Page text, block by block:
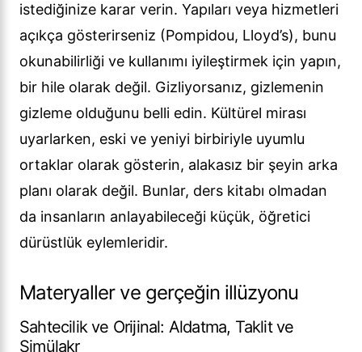
istediğinize karar verin. Yapıları veya hizmetleri
açıkça gösterirseniz (Pompidou, Lloyd’s), bunu
okunabilirliği ve kullanımı iyileştirmek için yapın,
bir hile olarak değil. Gizliyorsanız, gizlemenin
gizleme olduğunu belli edin. Kültürel mirası
uyarlarken, eski ve yeniyi birbiriyle uyumlu
ortaklar olarak gösterin, alakasız bir şeyin arka
planı olarak değil. Bunlar, ders kitabı olmadan
da insanların anlayabileceği küçük, öğretici
dürüstlük eylemleridir.
Materyaller ve gerçeğin illüzyonu
Sahtecilik ve Orijinal: Aldatma, Taklit ve
Simülakr